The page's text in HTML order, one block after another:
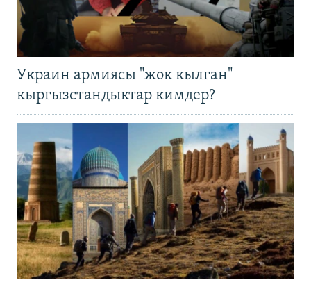
Украин армиясы "жок кылган"
кыргызстандыктар кимдер?